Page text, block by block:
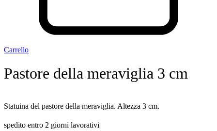
Carrello
Pastore della meraviglia 3 cm
Statuina del pastore della meraviglia. Altezza 3 cm.
spedito entro 2 giorni lavorativi